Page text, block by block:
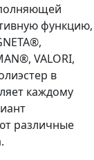
функцию,
VALORI,
в
каждому
различные